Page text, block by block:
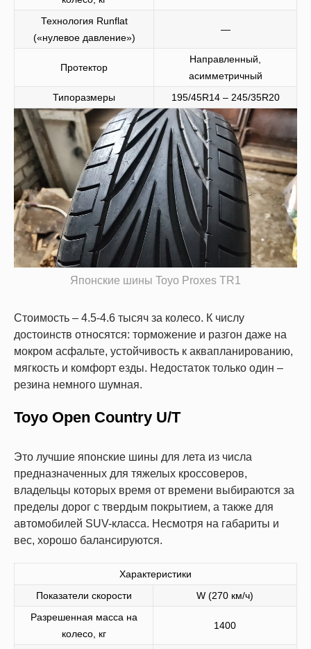
Технология Runflat
(«нулевое давление»)
—
Протектор
Направленный,
асимметричный
Типоразмеры
195/45R14 – 245/35R20
Японские шины Toyo Proxes TR1
Стоимость – 4.5-4.6 тысяч за колесо. К числу
достоинств относятся: торможение и разгон даже на
мокром асфальте, устойчивость к аквапланированию,
мягкость и комфорт езды. Недостаток только один –
резина немного шумная.
Toyo Open Country U/T
Это лучшие японские шины для лета из числа
предназначенных для тяжелых кроссоверов,
владельцы которых время от времени выбираются за
пределы дорог с твердым покрытием, а также для
автомобилей SUV-класса. Несмотря на габариты и
вес, хорошо балансируются.
Характеристики
Показатели скорости
W (270 км/ч)
Разрешенная масса на
колесо, кг
1400